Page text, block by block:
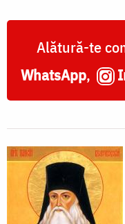
Alătură-te
WhatsApp,